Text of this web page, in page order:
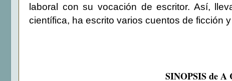
laboral con su vocación de escritor. Así,
científica, ha escrito varios cuentos de ficción
SINOPSIS de